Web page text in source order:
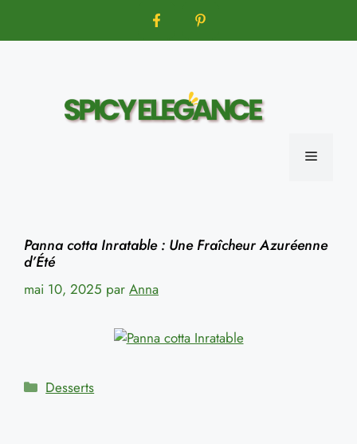
MENU
Panna cotta Inratable : Une Fraîcheur Azuréenne
d’Été
mai 10, 2025 par Anna
Catégories
Desserts